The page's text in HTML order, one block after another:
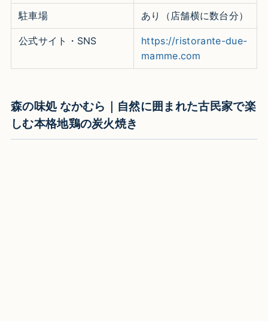
駐車場 あり（店舗横に数台分）
公式サイト・SNS
https://ristorante-due-
mamme.com
森の味処 なかむら｜自然に囲まれた古民家で楽
しむ本格地鶏の炭火焼き